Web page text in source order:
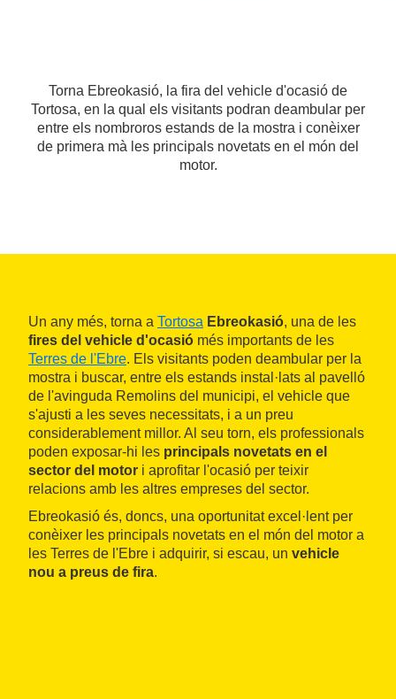
Torna Ebreokasió, la fira del vehicle d'ocasió de
Tortosa, en la qual els visitants podran deambular per
entre els nombroros estands de la mostra i conèixer
de primera mà les principals novetats en el món del
motor.
Un any més, torna a Tortosa Ebreokasió, una de les
fires del vehicle d'ocasió més importants de les
Terres de l'Ebre. Els visitants poden deambular per la
mostra i buscar, entre els estands instal·lats al pavelló
de l'avinguda Remolins del municipi, el vehicle que
s'ajusti a les seves necessitats, i a un preu
considerablement millor. Al seu torn, els professionals
poden exposar-hi les principals novetats en el
sector del motor i aprofitar l'ocasió per teixir
relacions amb les altres empreses del sector.
Ebreokasió és, doncs, una oportunitat excel·lent per
conèixer les principals novetats en el món del motor a
les Terres de l'Ebre i adquirir, si escau, un vehicle
nou a preus de fira.